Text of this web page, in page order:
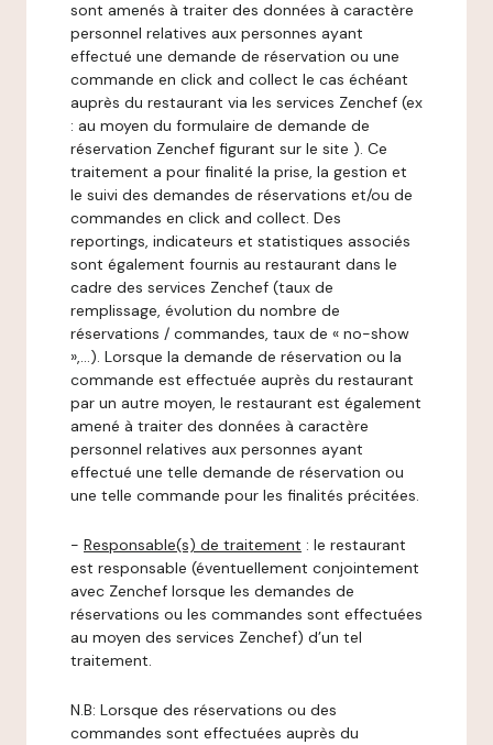
sont amenés à traiter des données à caractère
personnel relatives aux personnes ayant
effectué une demande de réservation ou une
commande en click and collect le cas échéant
auprès du restaurant via les services Zenchef (ex
: au moyen du formulaire de demande de
réservation Zenchef figurant sur le site ). Ce
traitement a pour finalité la prise, la gestion et
le suivi des demandes de réservations et/ou de
commandes en click and collect. Des
reportings, indicateurs et statistiques associés
sont également fournis au restaurant dans le
cadre des services Zenchef (taux de
remplissage, évolution du nombre de
réservations / commandes, taux de « no-show
»,…). Lorsque la demande de réservation ou la
commande est effectuée auprès du restaurant
par un autre moyen, le restaurant est également
amené à traiter des données à caractère
personnel relatives aux personnes ayant
effectué une telle demande de réservation ou
une telle commande pour les finalités précitées.
- Responsable(s) de traitement : le restaurant
est responsable (éventuellement conjointement
avec Zenchef lorsque les demandes de
réservations ou les commandes sont effectuées
au moyen des services Zenchef) d’un tel
traitement.
N.B: Lorsque des réservations ou des
commandes sont effectuées auprès du